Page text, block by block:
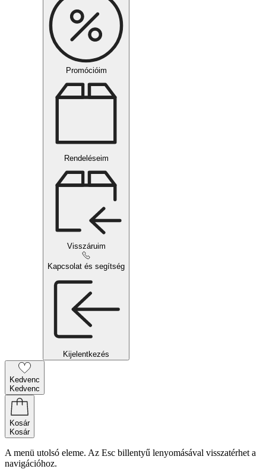
Promócióim
Rendeléseim
Visszáruim
Kapcsolat és segítség
Kijelentkezés
Kedvenc
Kedvenc
Kosár
Kosár
A menü utolsó eleme. Az Esc billentyű lenyomásával visszatérhet a
navigációhoz.